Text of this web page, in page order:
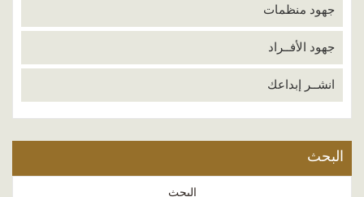
جهود منظمات
جهود الأفــراد
انشــر إبداعك
البحث
البحث